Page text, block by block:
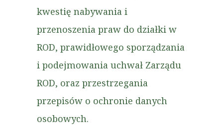
kwestię nabywania i
przenoszenia praw do działki w
ROD, prawidłowego sporządzania
i podejmowania uchwał Zarządu
ROD, oraz przestrzegania
przepisów o ochronie danych
osobowych.